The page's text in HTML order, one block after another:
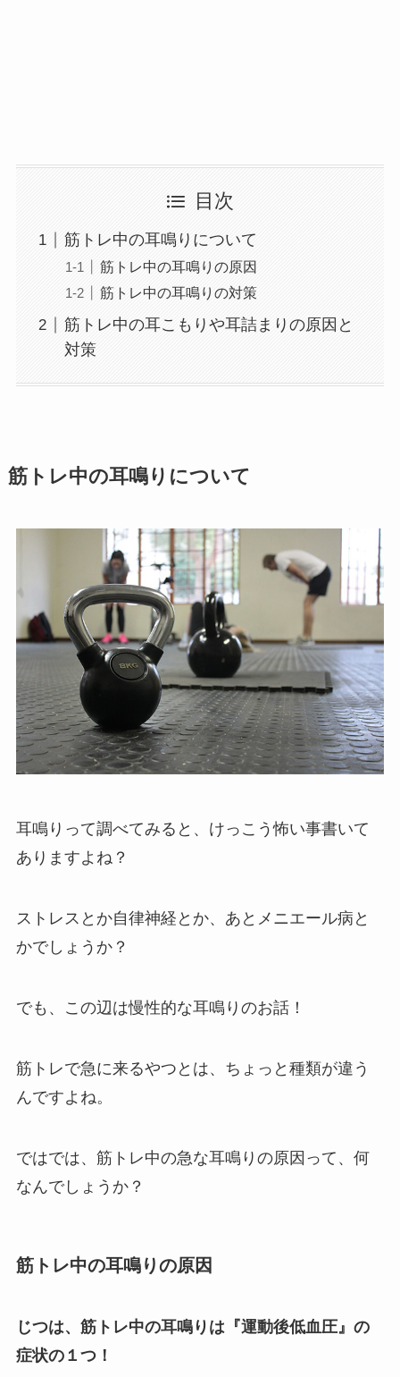
目次
筋トレ中の耳鳴りについて
筋トレ中の耳鳴りの原因
筋トレ中の耳鳴りの対策
筋トレ中の耳こもりや耳詰まりの原因と
対策
筋トレ中の耳鳴りについて
耳鳴りって調べてみると、けっこう怖い事書いて
ありますよね？
ストレスとか自律神経とか、あとメニエール病と
かでしょうか？
でも、この辺は慢性的な耳鳴りのお話！
筋トレで急に来るやつとは、ちょっと種類が違う
んですよね。
ではでは、筋トレ中の急な耳鳴りの原因って、何
なんでしょうか？
筋トレ中の耳鳴りの原因
じつは、筋トレ中の耳鳴りは『運動後低血圧』の
症状の１つ！